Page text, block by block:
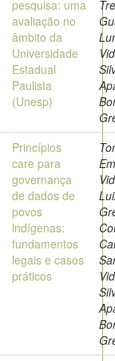
pesquisa: uma
avaliação no
âmbito da
Universidade
Estadual
Paulista
(Unesp)
Princípios
care para
governança
de dados de
povos
indígenas:
fundamentos
legais e casos
práticos